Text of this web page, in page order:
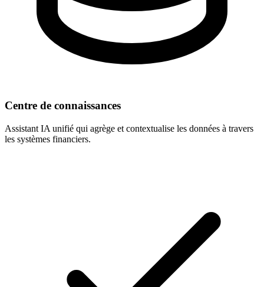
Centre de connaissances
Assistant IA unifié qui agrège et contextualise les données à travers
les systèmes financiers.